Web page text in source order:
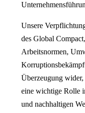
Unsere
des Global
Arbeitsnormen,
Überzeugung
eine wichtige Rolle
und nachhaltigen